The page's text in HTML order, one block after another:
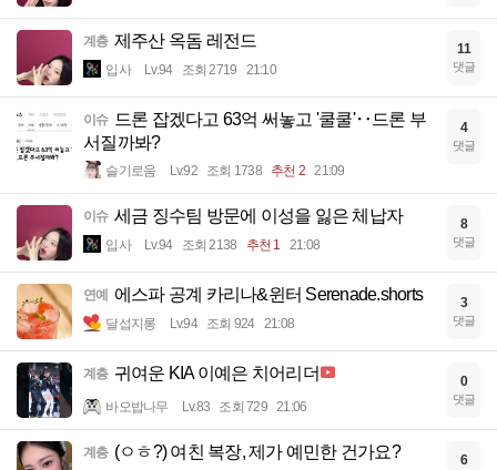
계층 제주산 옥돔 레전드
입사 Lv.94 조회 2719 21:10
11
댓글
이슈 드론 잡겠다고 63억 써놓고 '쿨쿨'‥드론 부
서질까봐?
슬기로움 Lv.92 조회 1738 추천 2 21:09
4
댓글
이슈 세금 징수팀 방문에 이성을 잃은 체납자
입사 Lv.94 조회 2138 추천 1 21:08
8
댓글
연예 에스파 공계 카리나&윈터 Serenade.shorts
달섭지롱 Lv.94 조회 924 21:08
3
댓글
계층 귀여운 KIA 이예은 치어리더
바오밥나무 Lv.83 조회 729 21:06
0
댓글
계층 (ㅇㅎ?) 여친 복장, 제가 예민한 건가요? 6